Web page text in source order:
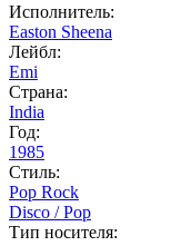
Исполнитель:
Easton Sheena
Лейбл:
Emi
Страна:
India
Год:
1985
Стиль:
Pop Rock
Disco / Pop
Тип носителя: